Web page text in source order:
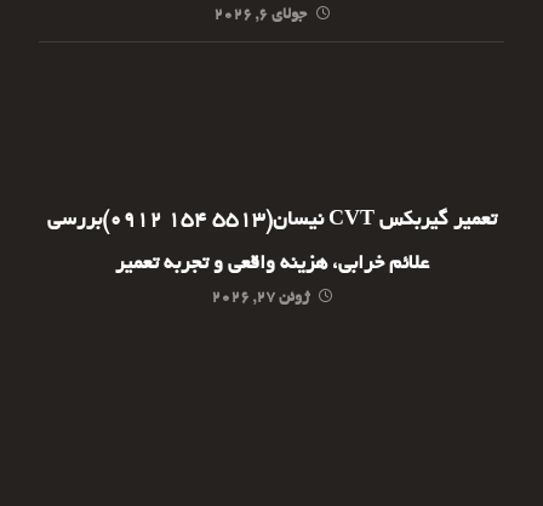
جولای ۶, ۲۰۲۶
تعمیر گیربکس CVT نیسان(5513 154 0912)بررسی
علائم خرابی، هزینه واقعی و تجربه تعمیر
ژوئن ۲۷, ۲۰۲۶